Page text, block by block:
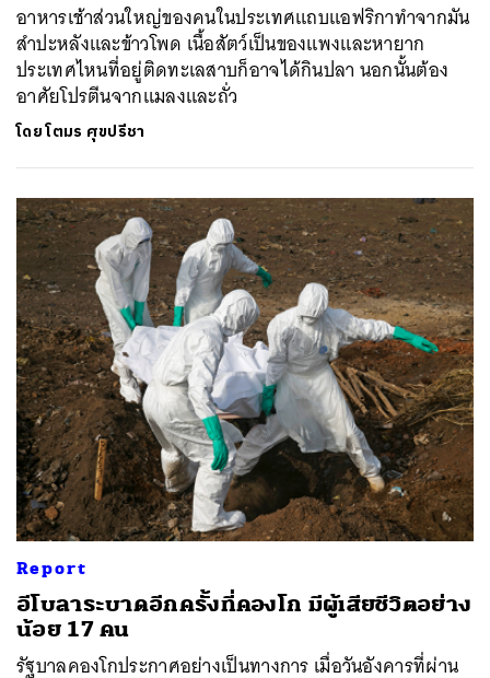
อาหารเช้าส่วนใหญ่ของคนในประเทศแถบแอฟริกาทำจากมัน
สำปะหลังและข้าวโพด เนื้อสัตว์เป็นของแพงและหายาก
ประเทศไหนที่อยู่ติดทะเลสาบก็อาจได้กินปลา นอกนั้นต้อง
อาศัยโปรตีนจากแมลงและถั่ว
โดยโตมร ศุขปรีชา
Report
อีโบลาระบาดอีกครั้งที่คองโก มีผู้เสียชีวิตอย่าง
น้อย 17 คน
รัฐบาลคองโกประกาศอย่างเป็นทางการ เมื่อวันอังคารที่ผ่าน